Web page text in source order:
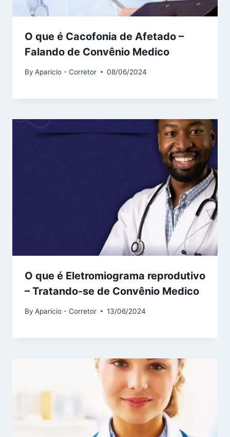
O que é Cacofonia de Afetado –
Falando de Convênio Medico
By Aparicio - Corretor 08/06/2024
O que é Eletromiograma reprodutivo
– Tratando-se de Convênio Medico
By Aparicio - Corretor 13/06/2024